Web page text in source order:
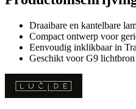
Draaibare en kantelbare
Compact ontwerp voor
Eenvoudig inklikbaar in
Geschikt voor G9 lichtbron